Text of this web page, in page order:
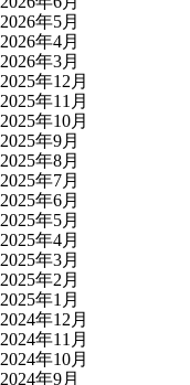
2026年5月
2026年4月
2026年3月
2025年12月
2025年11月
2025年10月
2025年9月
2025年8月
2025年7月
2025年6月
2025年5月
2025年4月
2025年3月
2025年2月
2025年1月
2024年12月
2024年11月
2024年10月
2024年9月